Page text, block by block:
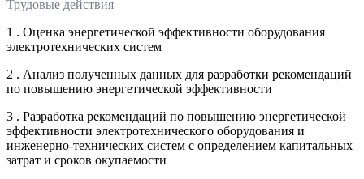
Трудовые действия
1 . Оценка энергетической эффективности оборудования
электротехнических систем
2 . Анализ полученных данных для разработки рекомендаций
по повышению энергетической эффективности
3 . Разработка рекомендаций по повышению энергетической
эффективности электротехнического оборудования и
инженерно-технических систем с определением капитальных
затрат и сроков окупаемости